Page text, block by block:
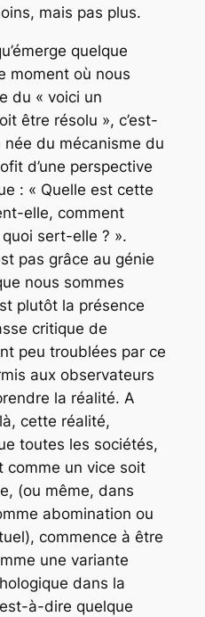
mais pas plus.
quelque
moment où nous
du « voici un
être résolu », c’est-
du mécanisme du
d’une perspective
: « Quelle est cette
elle, comment
sert-elle ? ».
pas grâce au génie
nous sommes
plutôt la présence
critique de
peu troublées par ce
aux observateurs
la réalité. A
cette réalité,
toutes les sociétés,
comme un vice soit
(ou même, dans
abomination ou
commence à être
une variante
dans la
à-dire quelque